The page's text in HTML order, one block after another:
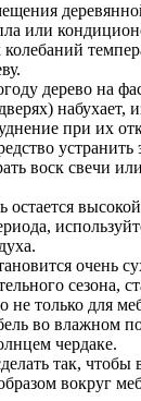
или
колебаний
дерево на
набухает,
при их
воск свечи
остается
очень
сезона,
не только для
во влажном
чердаке.
так, чтобы
вокруг